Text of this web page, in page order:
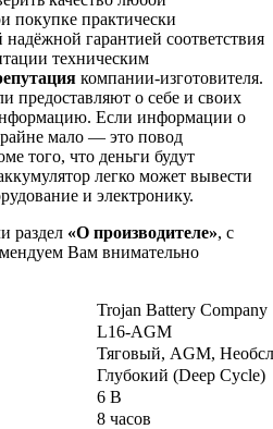
покупке практически
гарантией соответствия
техническим
компании-изготовителя.
предоставляют о себе и своих
Если информации о
мало — это повод
того, что деньги будут
легко может вывести
и электронику.
раздел «О производителе», с
Вам внимательно
Trojan Battery Company
L16-AGM
Тяговый, AGM,
Глубокий (Deep Cycle)
6 В
8 часов